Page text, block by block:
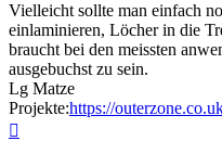
Vielleicht sollte man einfach
einlaminieren, Löcher in die
braucht bei den meissten
ausgebuchst zu sein.
Lg Matze
Projekte:https://